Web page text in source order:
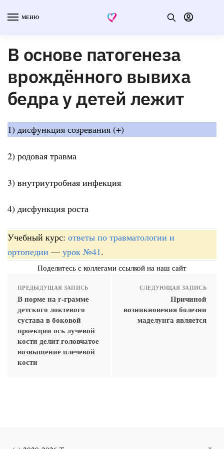
МЕНЮ
В основе патогенеза
врождённого вывиха
бедра у детей лежит
1) дисфункция созревания (+)
2) родовая травма
3) внутриутробная инфекция
4) дисфункция роста
Учебный курс: ответы по травматологии и
ортопедии — урок №41.
Поделитесь с коллегами ссылкой на наш сайт
ПРЕДЫДУЩАЯ ЗАПИСЬ
В норме на r-грамме
детского локтевого
сустава в боковой
проекции ось лучевой
кости делит головчатое
возвышение плечевой
кости
СЛЕДУЮЩАЯ ЗАПИСЬ
Причиной
возникновения болезни
маделунга является